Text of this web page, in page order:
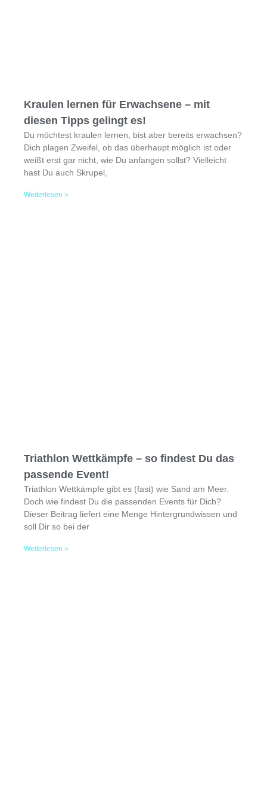
Kraulen lernen für Erwachsene – mit
diesen Tipps gelingt es!
Du möchtest kraulen lernen, bist aber bereits erwachsen?
Dich plagen Zweifel, ob das überhaupt möglich ist oder
weißt erst gar nicht, wie Du anfangen sollst? Vielleicht
hast Du auch Skrupel,
Weiterlesen »
Triathlon Wettkämpfe – so findest Du das
passende Event!
Triathlon Wettkämpfe gibt es (fast) wie Sand am Meer.
Doch wie findest Du die passenden Events für Dich?
Dieser Beitrag liefert eine Menge Hintergrundwissen und
soll Dir so bei der
Weiterlesen »